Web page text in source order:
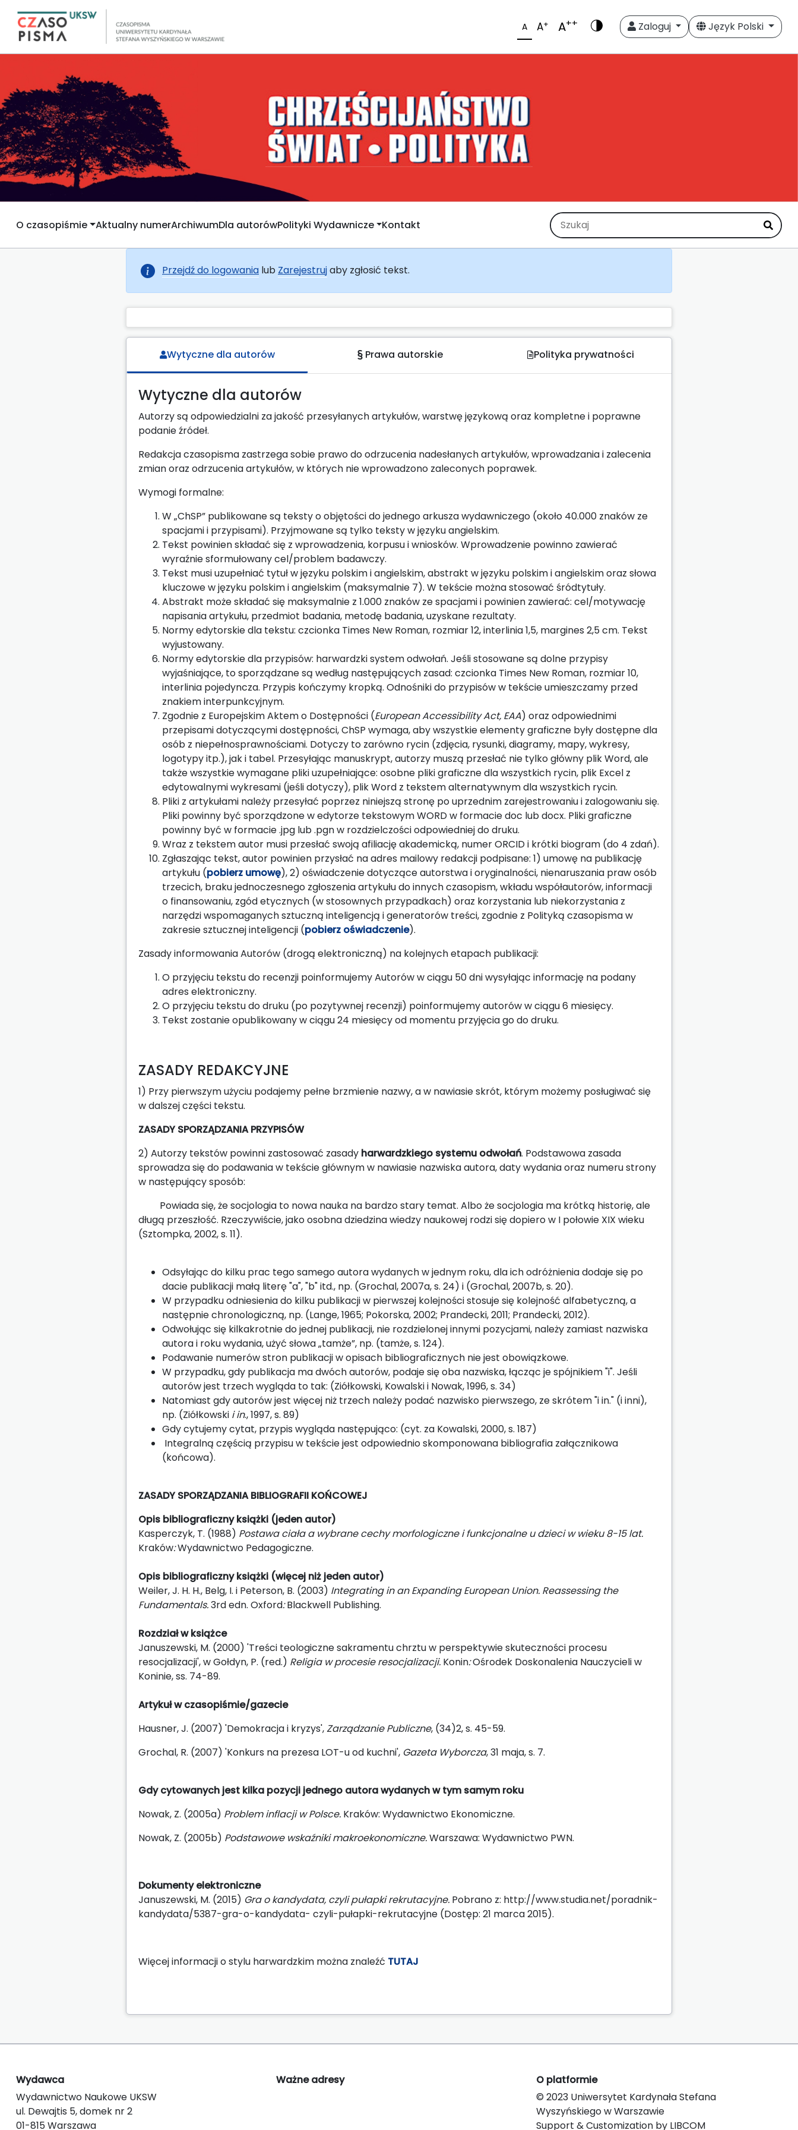
A A+ A++ Zaloguj Język Polski
O czasopiśmie Aktualny numerArchiwumDla autorówPolityki Wydawnicze Kontakt
Przejdź do logowania lub Zarejestrujaby zgłosić tekst.
Wytyczne dla autorów Prawa autorskie Polityka prywatności
Wytyczne dla autorów
Autorzy są odpowiedzialni za jakość przesyłanych artykułów, warstwę językową oraz kompletne i poprawne
podanie źródeł.
Redakcja czasopisma zastrzega sobie prawo do odrzucenia nadesłanych artykułów, wprowadzania i zalecenia
zmian oraz odrzucenia artykułów, w których nie wprowadzono zaleconych poprawek.
Wymogi formalne:
W „ChSP” publikowane są teksty o objętości do jednego arkusza wydawniczego (około 40.000 znaków ze
spacjami i przypisami). Przyjmowane są tylko teksty w języku angielskim.
Tekst powinien składać się z wprowadzenia, korpusu i wniosków. Wprowadzenie powinno zawierać
wyraźnie sformułowany cel/problem badawczy.
Tekst musi uzupełniać tytuł w języku polskim i angielskim, abstrakt w języku polskim i angielskim oraz słowa
kluczowe w języku polskim i angielskim (maksymalnie 7). W tekście można stosować śródtytuły.
Abstrakt może składać się maksymalnie z 1.000 znaków ze spacjami i powinien zawierać: cel/motywację
napisania artykułu, przedmiot badania, metodę badania, uzyskane rezultaty.
Normy edytorskie dla tekstu: czcionka Times New Roman, rozmiar 12, interlinia 1,5, margines 2,5 cm. Tekst
wyjustowany.
Normy edytorskie dla przypisów: harwardzki system odwołań. Jeśli stosowane są dolne przypisy
wyjaśniające, to sporządzane są według następujących zasad: czcionka Times New Roman, rozmiar 10,
interlinia pojedyncza. Przypis kończymy kropką. Odnośniki do przypisów w tekście umieszczamy przed
znakiem interpunkcyjnym.
Zgodnie z Europejskim Aktem o Dostępności (European Accessibility Act, EAA) oraz odpowiednimi
przepisami dotyczącymi dostępności, ChSP wymaga, aby wszystkie elementy graficzne były dostępne dla
osób z niepełnosprawnościami. Dotyczy to zarówno rycin (zdjęcia, rysunki, diagramy, mapy, wykresy,
logotypy itp.), jak i tabel. Przesyłając manuskrypt, autorzy muszą przesłać nie tylko główny plik Word, ale
także wszystkie wymagane pliki uzupełniające: osobne pliki graficzne dla wszystkich rycin, plik Excel z
edytowalnymi wykresami (jeśli dotyczy), plik Word z tekstem alternatywnym dla wszystkich rycin.
Pliki z artykułami należy przesyłać poprzez niniejszą stronę po uprzednim zarejestrowaniu i zalogowaniu się.
Pliki powinny być sporządzone w edytorze tekstowym WORD w formacie doc lub docx. Pliki graficzne
powinny być w formacie .jpg lub .pgn w rozdzielczości odpowiedniej do druku.
Wraz z tekstem autor musi przesłać swoją afiliację akademicką, numer ORCID i krótki biogram (do 4 zdań).
Zgłaszając tekst, autor powinien przysłać na adres mailowy redakcji podpisane: 1) umowę na publikację
artykułu (pobierz umowę), 2) oświadczenie dotyczące autorstwa i oryginalności, nienaruszania praw osób
trzecich, braku jednoczesnego zgłoszenia artykułu do innych czasopism, wkładu współautorów, informacji
o finansowaniu, zgód etycznych (w stosownych przypadkach) oraz korzystania lub niekorzystania z
narzędzi wspomaganych sztuczną inteligencją i generatorów treści, zgodnie z Polityką czasopisma w
zakresie sztucznej inteligencji (pobierz oświadczenie).
Zasady informowania Autorów (drogą elektroniczną) na kolejnych etapach publikacji:
O przyjęciu tekstu do recenzji poinformujemy Autorów w ciągu 50 dni wysyłając informację na podany
adres elektroniczny.
O przyjęciu tekstu do druku (po pozytywnej recenzji) poinformujemy autorów w ciągu 6 miesięcy.
Tekst zostanie opublikowany w ciągu 24 miesięcy od momentu przyjęcia go do druku.
ZASADY REDAKCYJNE
1) Przy pierwszym użyciu podajemy pełne brzmienie nazwy, a w nawiasie skrót, którym możemy posługiwać się
w dalszej części tekstu.
ZASADY SPORZĄDZANIA PRZYPISÓW
2) Autorzy tekstów powinni zastosować zasady harwardzkiego systemu odwołań. Podstawowa zasada
sprowadza się do podawania w tekście głównym w nawiasie nazwiska autora, daty wydania oraz numeru strony
w następujący sposób:
Powiada się, że socjologia to nowa nauka na bardzo stary temat. Albo że socjologia ma krótką historię, ale
długą przeszłość. Rzeczywiście, jako osobna dziedzina wiedzy naukowej rodzi się dopiero w I połowie XIX wieku
(Sztompka, 2002, s. 11).
Odsyłając do kilku prac tego samego autora wydanych w jednym roku, dla ich odróżnienia dodaje się po
dacie publikacji małą literę "a", "b" itd., np. (Grochal, 2007a, s. 24) i (Grochal, 2007b, s. 20).
W przypadku odniesienia do kilku publikacji w pierwszej kolejności stosuje się kolejność alfabetyczną, a
następnie chronologiczną, np. (Lange, 1965; Pokorska, 2002; Prandecki, 2011; Prandecki, 2012).
Odwołując się kilkakrotnie do jednej publikacji, nie rozdzielonej innymi pozycjami, należy zamiast nazwiska
autora i roku wydania, użyć słowa „tamże”, np. (tamże, s. 124).
Podawanie numerów stron publikacji w opisach bibliograficznych nie jest obowiązkowe.
W przypadku, gdy publikacja ma dwóch autorów, podaje się oba nazwiska, łącząc je spójnikiem "i". Jeśli
autorów jest trzech wygląda to tak: (Ziółkowski, Kowalski i Nowak, 1996, s. 34)
Natomiast gdy autorów jest więcej niż trzech należy podać nazwisko pierwszego, ze skrótem "i in." (i inni),
np. (Ziółkowski i in., 1997, s. 89)
Gdy cytujemy cytat, przypis wygląda następująco: (cyt. za Kowalski, 2000, s. 187)
Integralną częścią przypisu w tekście jest odpowiednio skomponowana bibliografia załącznikowa
(końcowa).
ZASADY SPORZĄDZANIA BIBLIOGRAFII KOŃCOWEJ
Opis bibliograficzny książki (jeden autor)
Kasperczyk, T. (1988) Postawa ciała a wybrane cechy morfologiczne i funkcjonalne u dzieci w wieku 8-15 lat.
Kraków:Wydawnictwo Pedagogiczne.
Opis bibliograficzny książki (więcej niż jeden autor)
Weiler, J. H. H., Belg, I. i Peterson, B. (2003) Integrating in an Expanding European Union. Reassessing the
Fundamentals.3rd edn. Oxford:Blackwell Publishing.
Rozdział w książce
Januszewski, M. (2000) 'Treści teologiczne sakramentu chrztu w perspektywie skuteczności procesu
resocjalizacji', w Gołdyn, P. (red.) Religia w procesie resocjalizacji. Konin:Ośrodek Doskonalenia Nauczycieli w
Koninie, ss. 74-89.
Artykuł w czasopiśmie/gazecie
Hausner, J. (2007) 'Demokracja i kryzys',Zarządzanie Publiczne, (34)2, s. 45-59.
Grochal, R. (2007) 'Konkurs na prezesa LOT-u od kuchni', Gazeta Wyborcza, 31 maja, s. 7.
Gdy cytowanych jest kilka pozycji jednego autora wydanych w tym samym roku
Nowak, Z. (2005a) Problem inflacji w Polsce. Kraków: Wydawnictwo Ekonomiczne.
Nowak, Z. (2005b) Podstawowe wskaźniki makroekonomiczne.Warszawa: Wydawnictwo PWN.
Dokumenty elektroniczne
Januszewski, M. (2015) Gra o kandydata, czyli pułapki rekrutacyjne. Pobrano z: http://www.studia.net/poradnik-
kandydata/5387-gra-o-kandydata- czyli-pułapki-rekrutacyjne (Dostęp: 21 marca 2015).
Więcej informacji o stylu harwardzkim można znaleźć TUTAJ
Wydawca
Wydawnictwo Naukowe UKSW
ul. Dewajtis 5, domek nr 2
01-815 Warszawa
Ważne adresy
O platformie
© 2023 Uniwersytet Kardynała Stefana
Wyszyńskiego w Warszawie
Support & Customization by LIBCOM